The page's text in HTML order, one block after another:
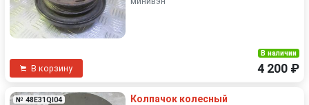
В корзину
В наличии
4 200 ₽
№ 48E31QI04
Колпачок колесный